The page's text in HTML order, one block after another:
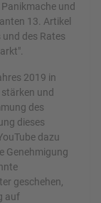
und
13. Artikel
des Rates
2019 in
und
des
dieses
dazu
Genehmigung
geschehen,
auf